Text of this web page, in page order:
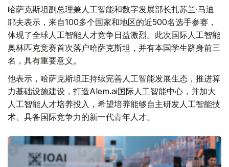
哈萨克斯坦副总理兼人工智能和数字发展部长扎苏兰·马迪
耶夫表示，来自100多个国家和地区的近500名选手参赛，
体现了全球人工智能人才竞争日益激烈。此次国际人工智能
奥林匹克竞赛首次落户哈萨克斯坦，并有本国学生跻身前三
名，具有重要意义。
他表示，哈萨克斯坦正持续完善人工智能发展生态，推进算
力基础设施建设，打造Alem.ai国际人工智能中心，并加大
人工智能人才培养投入，希望培养能够自主研发人工智能技
术、具备国际竞争力的新一代青年人才。